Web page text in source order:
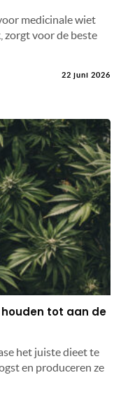
medicinale wiet
zorgt voor de beste
22 juni 2026
tot aan de
het juiste dieet te
en produceren ze